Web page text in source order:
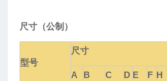
尺寸（公制）
型号
尺寸
A B C D E F H